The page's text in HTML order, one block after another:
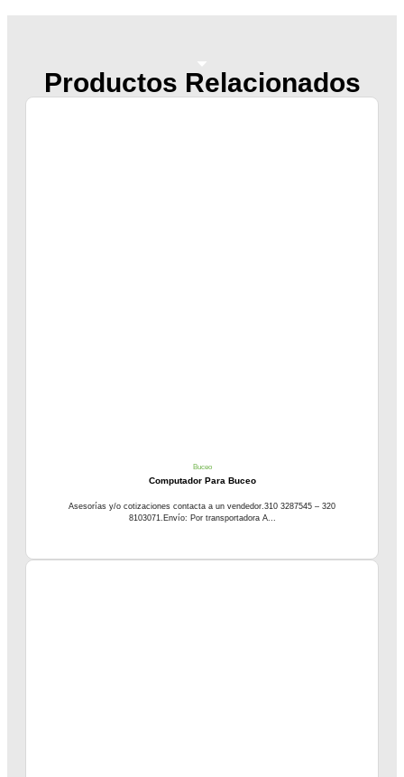
Productos Relacionados
Buceo
Computador Para Buceo
Asesorías y/o cotizaciones contacta a un vendedor.310 3287545 – 320
8103071.Envío: Por transportadora A...